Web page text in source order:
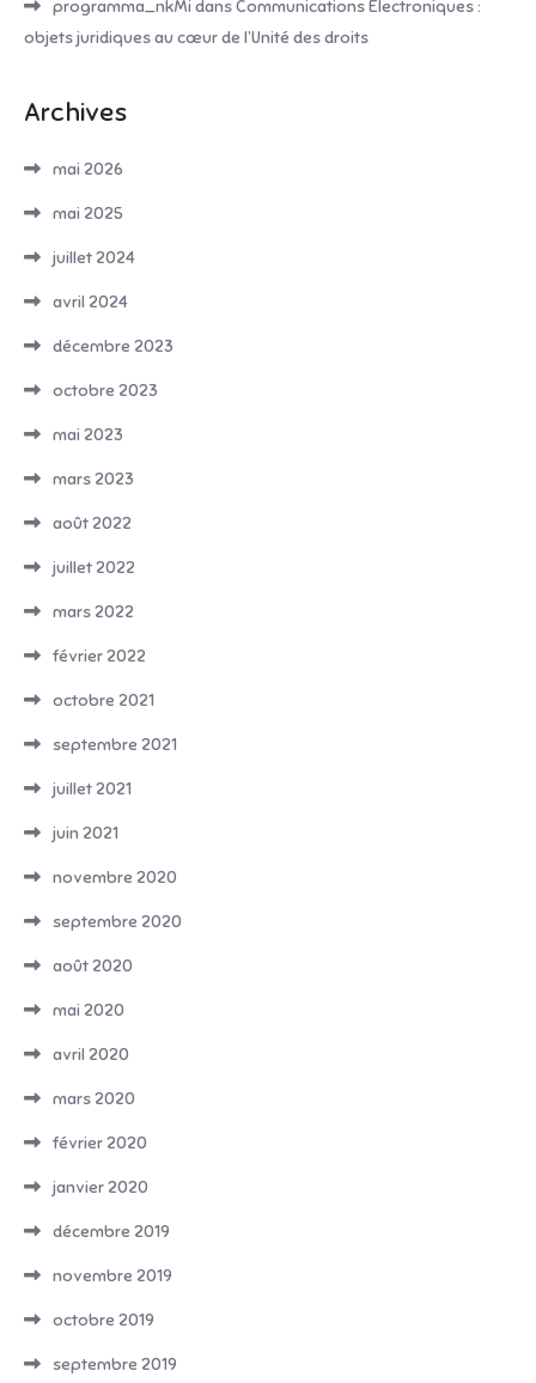
programma_nkMi dansCommunications Electroniques :
objets juridiques au cœur de l’Unité des droits
Archives
mai 2026
mai 2025
juillet 2024
avril 2024
décembre 2023
octobre 2023
mai 2023
mars 2023
août 2022
juillet 2022
mars 2022
février 2022
octobre 2021
septembre 2021
juillet 2021
juin 2021
novembre 2020
septembre 2020
août 2020
mai 2020
avril 2020
mars 2020
février 2020
janvier 2020
décembre 2019
novembre 2019
octobre 2019
septembre 2019